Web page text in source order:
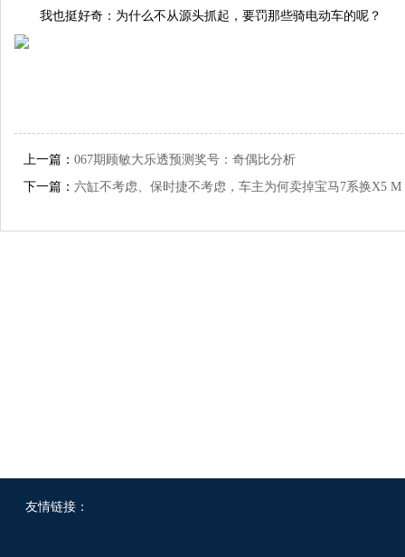
我也挺好奇：为什么不从源头抓起，要罚那些骑电动车的呢？
上一篇： 067期顾敏大乐透预测奖号：奇偶比分析
下一篇： 六缸不考虑、保时捷不考虑，车主为何卖掉宝马7系换X5 M
友情链接：